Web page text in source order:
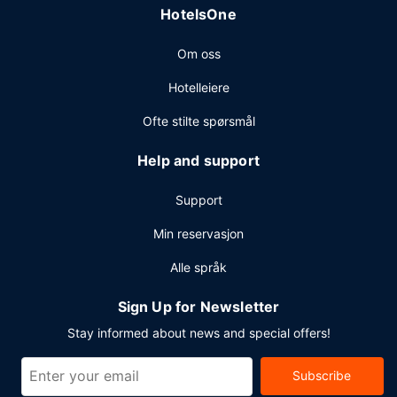
kvadratmeter, blant annet konferanserom. Gjestene tilbys
HotelsOne
Om oss
Hotelleiere
Ofte stilte spørsmål
Help and support
Support
Min reservasjon
Alle språk
Sign Up for Newsletter
Stay informed about news and special offers!
Subscribe